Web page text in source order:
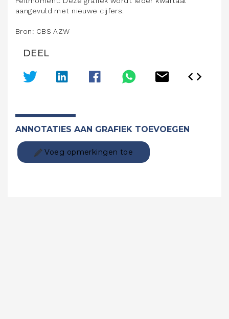
aangevuld met nieuwe cijfers.
Bron: CBS AZW
DEEL
ANNOTATIES AAN GRAFIEK TOEVOEGEN
Voeg opmerkingen toe